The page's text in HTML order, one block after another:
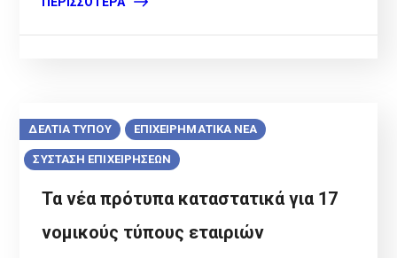
ΔΕΛΤΙΑ ΤΥΠΟΥ ΕΠΙΧΕΙΡΗΜΑΤΙΚΑ ΝΕΑ
ΣΥΣΤΑΣΗ ΕΠΙΧΕΙΡΗΣΕΩΝ
Τα νέα πρότυπα καταστατικά για 17
νομικούς τύπους εταιριών